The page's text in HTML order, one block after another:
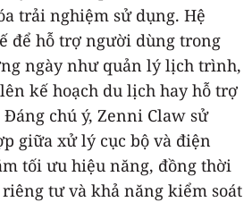
trải nghiệm sử dụng. Hệ
để hỗ trợ người dùng trong
ngày như quản lý lịch trình,
kế hoạch du lịch hay hỗ trợ
chú ý, Zenni Claw sử
giữa xử lý cục bộ và điện
tối ưu hiệu năng, đồng thời
tư và khả năng kiểm soát